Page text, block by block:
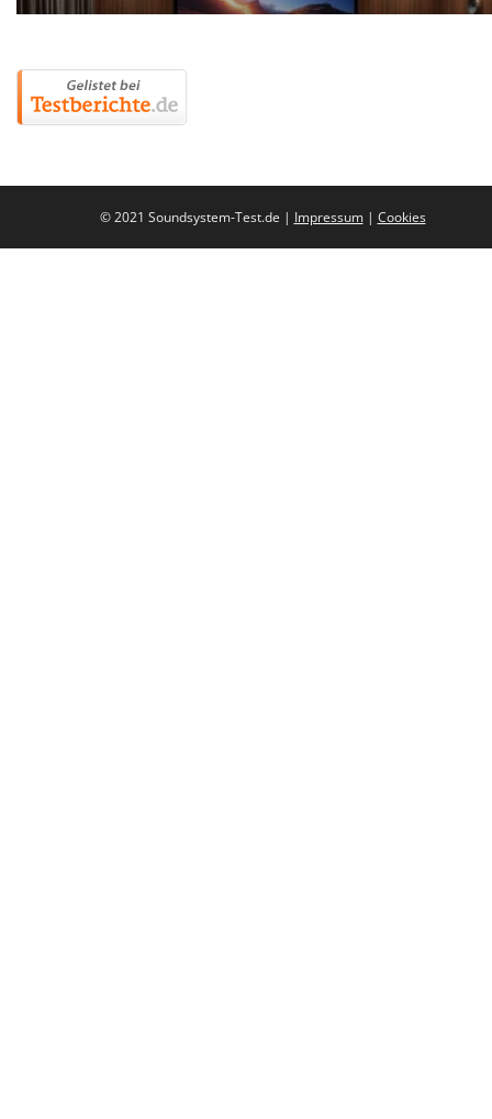
© 2021 Soundsystem-Test.de | Impressum| Cookies